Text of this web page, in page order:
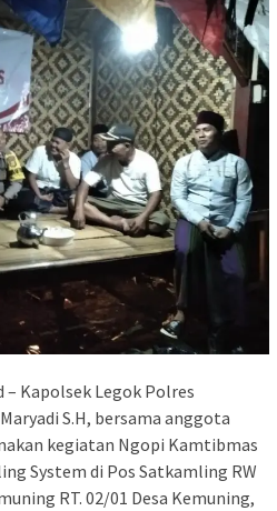
Kapolsek Legok Polres
S.H, bersama anggota
kegiatan Ngopi Kamtibmas
System di Pos Satkamling RW
RT. 02/01 Desa Kemuning,